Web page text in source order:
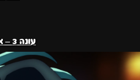
עונה 3 – ארק כפר נפחי החרבות